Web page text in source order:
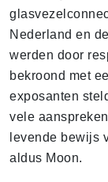
Nederland en
werden door
bekroond met
exposanten
vele
levende bewijs
aldus Moon.